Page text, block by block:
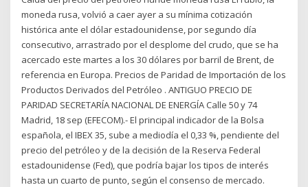
moneda rusa, volvió a caer ayer a su mínima cotización
histórica ante el dólar estadounidense, por segundo día
consecutivo, arrastrado por el desplome del crudo, que se ha
acercado este martes a los 30 dólares por barril de Brent, de
referencia en Europa. Precios de Paridad de Importación de los
Productos Derivados del Petróleo . ANTIGUO PRECIO DE
PARIDAD SECRETARÍA NACIONAL DE ENERGÍA Calle 50 y 74
Madrid, 18 sep (EFECOM).- El principal indicador de la Bolsa
española, el IBEX 35, sube a mediodía el 0,33 %, pendiente del
precio del petróleo y de la decisión de la Reserva Federal
estadounidense (Fed), que podría bajar los tipos de interés
hasta un cuarto de punto, según el consenso de mercado.